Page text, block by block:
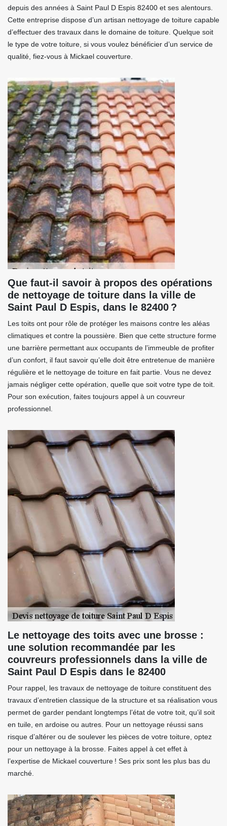
depuis des années à Saint Paul D Espis 82400 et ses alentours.
Cette entreprise dispose d’un artisan nettoyage de toiture capable
d’effectuer des travaux dans le domaine de toiture. Quelque soit
le type de votre toiture, si vous voulez bénéficier d’un service de
qualité, fiez-vous à Mickael couverture.
Que faut-il savoir à propos des opérations
de nettoyage de toiture dans la ville de
Saint Paul D Espis, dans le 82400 ?
Les toits ont pour rôle de protéger les maisons contre les aléas
climatiques et contre la poussière. Bien que cette structure forme
une barrière permettant aux occupants de l’immeuble de profiter
d’un confort, il faut savoir qu’elle doit être entretenue de manière
régulière et le nettoyage de toiture en fait partie. Vous ne devez
jamais négliger cette opération, quelle que soit votre type de toit.
Pour son exécution, faites toujours appel à un couvreur
professionnel.
Le nettoyage des toits avec une brosse :
une solution recommandée par les
couvreurs professionnels dans la ville de
Saint Paul D Espis dans le 82400
Pour rappel, les travaux de nettoyage de toiture constituent des
travaux d’entretien classique de la structure et sa réalisation vous
permet de garder pendant longtemps l’état de votre toit, qu’il soit
en tuile, en ardoise ou autres. Pour un nettoyage réussi sans
risque d’altérer ou de soulever les pièces de votre toiture, optez
pour un nettoyage à la brosse. Faites appel à cet effet à
l’expertise de Mickael couverture ! Ses prix sont les plus bas du
marché.